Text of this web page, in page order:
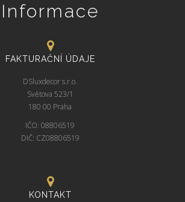
Informace
FAKTURAČNÍ ÚDAJE
DSluxdecor s.r.o.
Světova 523/1
180 00 Praha
IČO: 08806519
DIČ: CZ08806519
KONTAKT